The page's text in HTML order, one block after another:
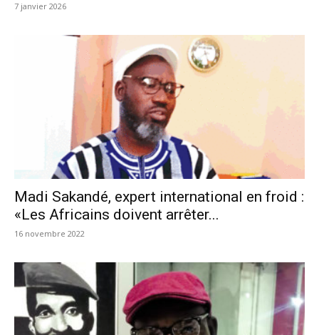
7 janvier 2026
Madi Sakandé, expert international en froid :
«Les Africains doivent arrêter...
16 novembre 2022